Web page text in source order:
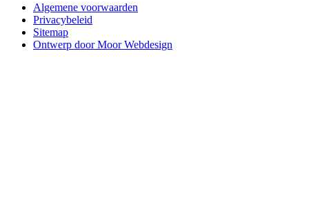
Algemene voorwaarden
Privacybeleid
Sitemap
Ontwerp door Moor Webdesign